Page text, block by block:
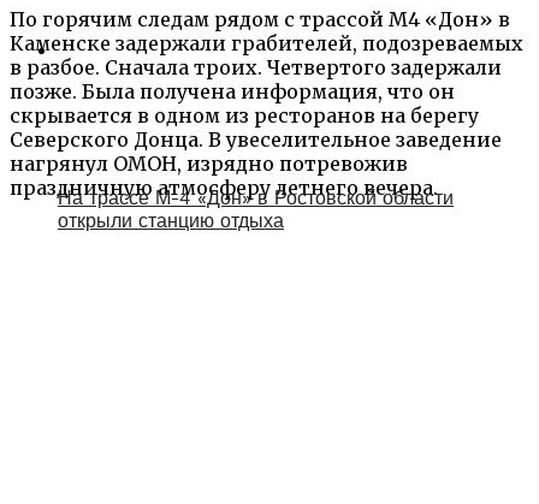
По горячим следам рядом с трассой М4 «Дон» в
Каменске задержали грабителей, подозреваемых
в разбое. Сначала троих. Четвертого задержали
позже. Была получена информация, что он
скрывается в одном из ресторанов на берегу
Северского Донца. В увеселительное заведение
нагрянул ОМОН, изрядно потревожив
праздничную атмосферу летнего вечера.
На трассе М-4 «Дон» в Ростовской области
открыли станцию отдыха